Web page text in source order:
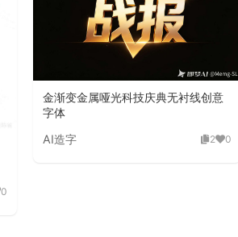
0
金渐变金属哑光科技庆典无衬线创意
字体
AI造字 2 0